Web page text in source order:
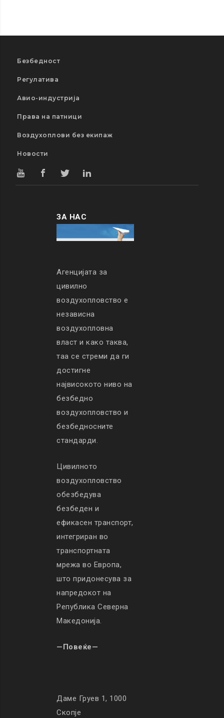
Безбедност
Регулатива
Авио-индустрија
Права на патници
Воздухоплови без екипаж
Новости
ЗА НАС
Агенцијата за
цивилно
воздухопловство е
независна
воздухопловна
власт и како таква,
таа се стреми да ги
достигне
највисокото ниво на
безбедно
воздухопловство и
безбедносните
стандарди.
Цивилното
воздухопловство
обезбедува
безбеден и
ефикасен транспорт,
интегриран во
транспортната
мрежа во Европа,
што придонесува за
напредокот на
Република Северна
Македонија.
—Повеќе—
Даме Груев 1, 1000
Скопје